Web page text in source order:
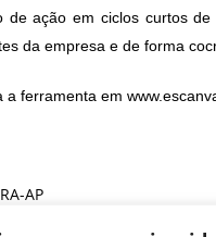
de ação em ciclos curtos
da empresa e de forma
a ferramenta em
AP